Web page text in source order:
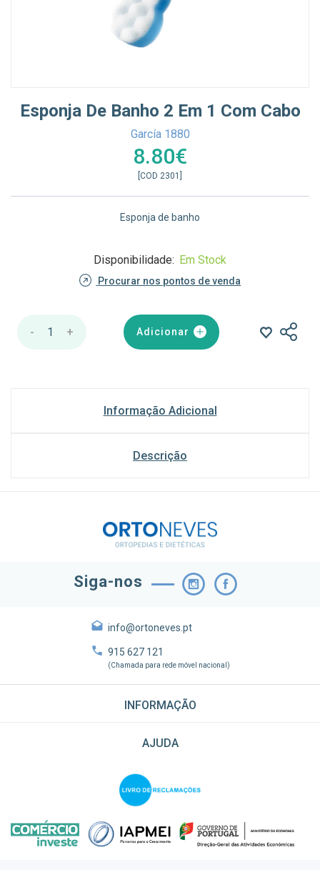
Esponja De Banho 2 Em 1 Com Cabo
García 1880
8.80€
[COD 2301]
Esponja de banho
Disponibilidade: Em Stock
Procurar nos pontos de venda
- 1 + Adicionar
Informação Adicional
Descrição
Siga-nos
info@ortoneves.pt
915 627 121
(Chamada para rede móvel nacional)
INFORMAÇÃO
AJUDA